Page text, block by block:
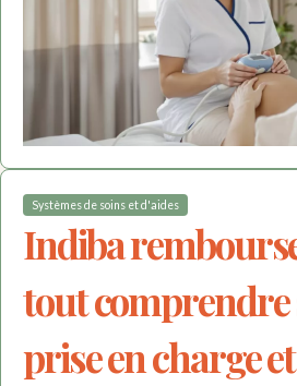
Systèmes de soins et d'aides
Indiba
tout comprendre
prise en charge